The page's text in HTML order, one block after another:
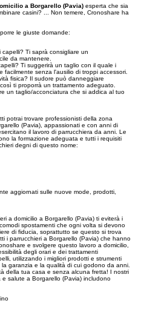
a Borgarello (Pavia) esperta che sia
casini? ... Non temere, Cronoshare ha
le giuste domande:
Ti saprà consigliare un
da mantenere.
Ti suggerirà un taglio con il quale i
facilmente senza l'ausilio di troppi accessori.
fisica? Il sudore può danneggiare
ti proporrà un trattamento adeguato.
un taglio/acconciatura che si addica al tuo
potrai trovare professionisti della zona
(Pavia), appassionati e con anni di
il lavoro di parrucchiera da anni. Le
la formazione adeguata e tutti i requisiti
degni di questo nome:
aggiornati sulle nuove mode, prodotti,
a domicilio a Borgarello (Pavia) ti eviterà i
spostamenti che ogni volta si devono
di fiducia, soprattutto se questo si trova
i parrucchieri a Borgarello (Pavia) che hanno
e svolgere questo lavoro a domicilio,
degli orari e dei trattamenti
utilizzando i migliori prodotti e strumenti
garanzia e la qualità di cui godono da anni.
della tua casa e senza alcuna fretta! I nostri
e salute a Borgarello (Pavia) includono